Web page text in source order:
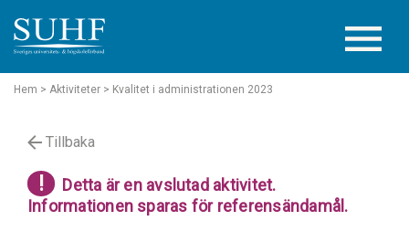
Hem > Aktiviteter > Kvalitet i administrationen 2023
Tillbaka
!
Detta är en avslutad aktivitet.
Informationen sparas för referensändamål.